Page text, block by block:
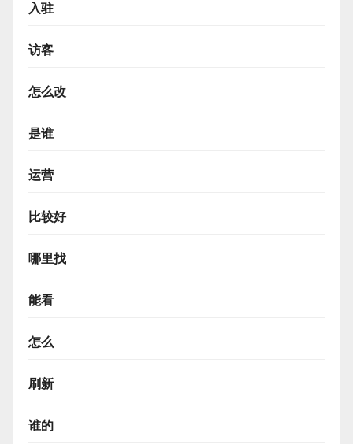
入驻
访客
怎么改
是谁
运营
比较好
哪里找
能看
怎么
刷新
谁的